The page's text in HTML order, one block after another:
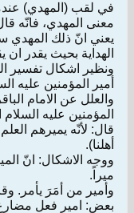
في لقب (المهدي)
معنى المهدي، فانّه
يعني انّ ذلك المهدي
الهداية بحيث يقدر
ونظير اشكال تفسير
أمير المؤمنين عليه
والعلل عن الامام
المؤمنين عليه
قال: لأنّه يميرهم
أهلنا).
ووجه الاشكال: انّ
ميراً.
وأمير من أمَرَ يأمر.
بعض: امير فعل